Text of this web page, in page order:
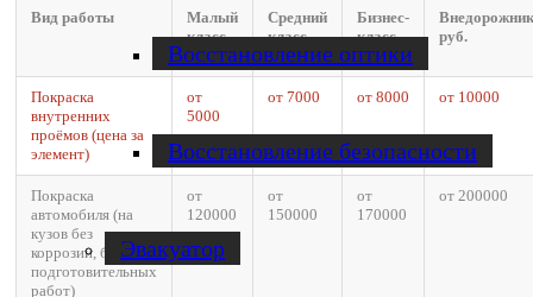
Восстановление оптики
Восстановление безопасности
Эвакуатор
Вид работы
Малый
класс,
руб.
Средний
класс,
руб.
Бизнес-
класс,
руб.
руб.
Покраска
внутренних
проёмов (цена за
элемент)
от
5000
от 7000 от 8000 от 10000
Покраска
автомобиля (на
кузов без
коррозии, без доп.
подготовительных
работ)
от
120000
от
150000
от
170000
от 200000